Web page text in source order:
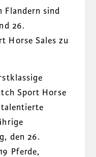
Flandern sind
26.
Horse Sales zu
Sport Horse
den 26.
Pferde,